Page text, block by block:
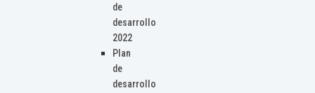
de
desarrollo
2022
Plan
de
desarrollo